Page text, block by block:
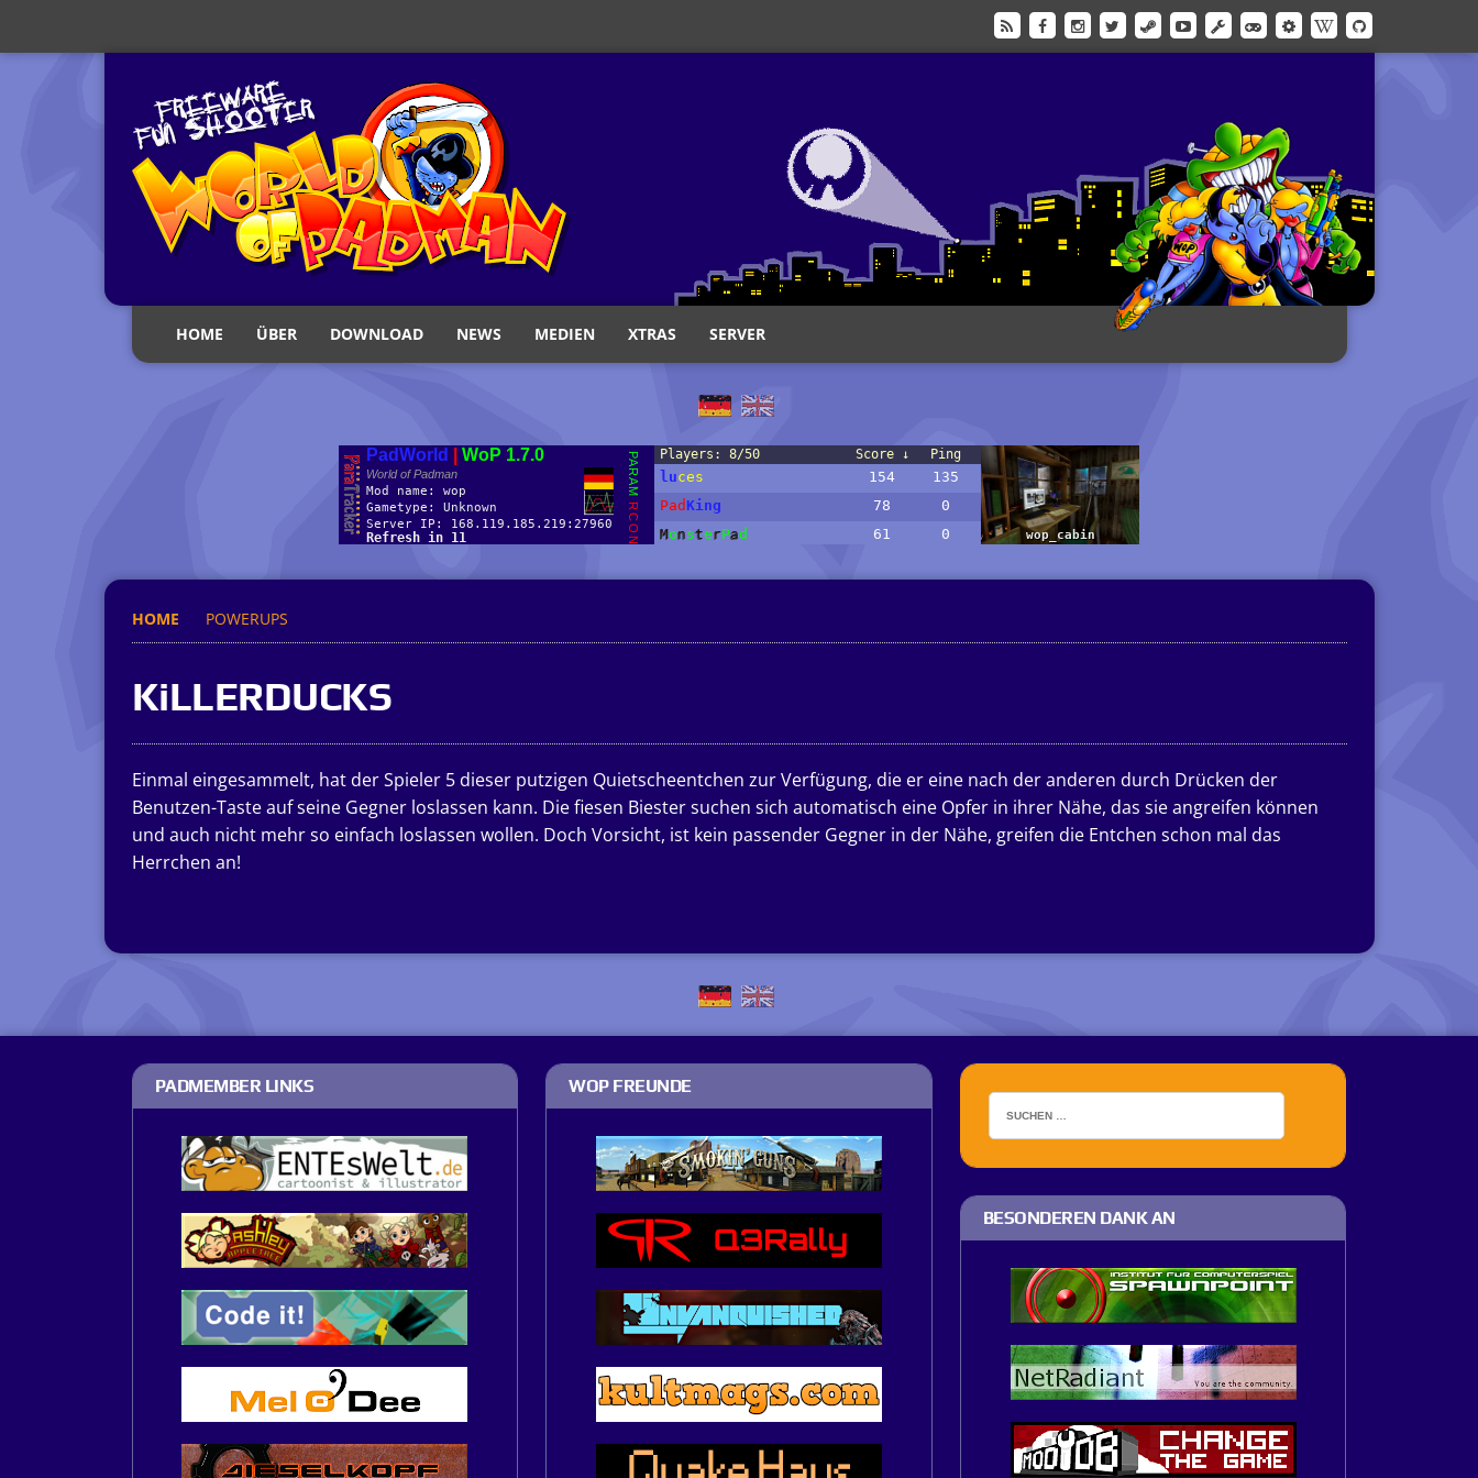
HOME ÜBER DOWNLOAD NEWS MEDIEN XTRAS SERVER
HOME POWERUPS
KiLLERDUCKS
Einmal eingesammelt, hat der Spieler 5 dieser putzigen Quietscheentchen zur Verfügung, die er eine nach der anderen durch Drücken der
Benutzen-Taste auf seine Gegner loslassen kann. Die fiesen Biester suchen sich automatisch eine Opfer in ihrer Nähe, das sie angreifen können
und auch nicht mehr so einfach loslassen wollen. Doch Vorsicht, ist kein passender Gegner in der Nähe, greifen die Entchen schon mal das
Herrchen an!
PADMEMBER LINKS WOP FREUNDE
BESONDEREN DANK AN